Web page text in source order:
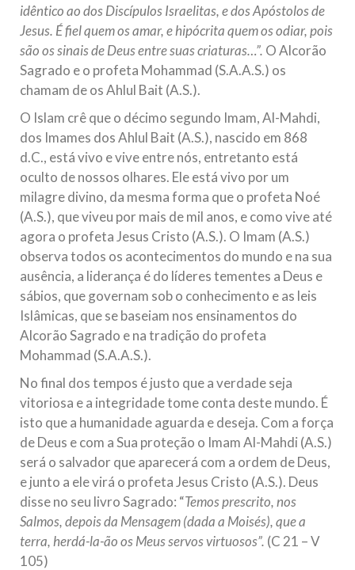
idêntico ao dos Discípulos Israelitas, e dos Apóstolos de
Jesus. É fiel quem os amar, e hipócrita quem os odiar, pois
são os sinais de Deus entre suas criaturas…”. O Alcorão
Sagrado e o profeta Mohammad (S.A.A.S.) os
chamam de os Ahlul Bait (A.S.).
O Islam crê que o décimo segundo Imam, Al-Mahdi,
dos Imames dos Ahlul Bait (A.S.), nascido em 868
d.C., está vivo e vive entre nós, entretanto está
oculto de nossos olhares. Ele está vivo por um
milagre divino, da mesma forma que o profeta Noé
(A.S.), que viveu por mais de mil anos, e como vive até
agora o profeta Jesus Cristo (A.S.). O Imam (A.S.)
observa todos os acontecimentos do mundo e na sua
ausência, a liderança é do líderes tementes a Deus e
sábios, que governam sob o conhecimento e as leis
Islâmicas, que se baseiam nos ensinamentos do
Alcorão Sagrado e na tradição do profeta
Mohammad (S.A.A.S.).
No final dos tempos é justo que a verdade seja
vitoriosa e a integridade tome conta deste mundo. É
isto que a humanidade aguarda e deseja. Com a força
de Deus e com a Sua proteção o Imam Al-Mahdi (A.S.)
será o salvador que aparecerá com a ordem de Deus,
e junto a ele virá o profeta Jesus Cristo (A.S.). Deus
disse no seu livro Sagrado: “Temos prescrito, nos
Salmos, depois da Mensagem (dada a Moisés), que a
terra, herdá-la-ão os Meus servos virtuosos”. (C 21 – V
105)